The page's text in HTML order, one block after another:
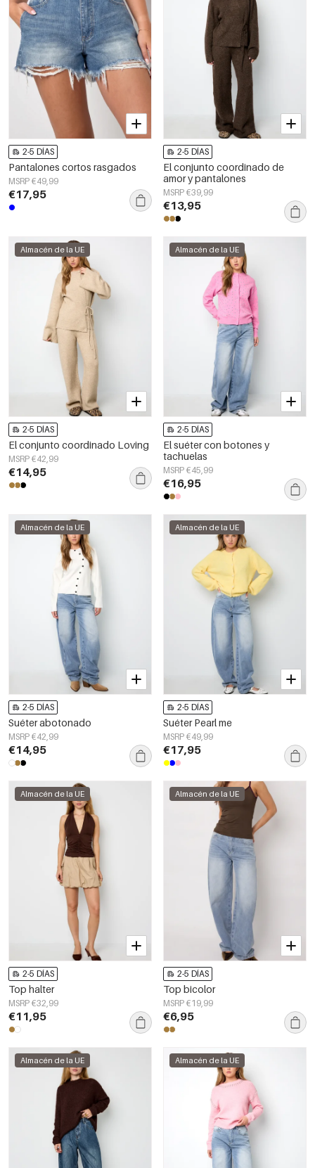
2-5 DÍAS
Pantalones cortos rasgados
MSRP €49,99
€17,95
2-5 DÍAS
El conjunto coordinado de
amor y pantalones
MSRP €39,99
€13,95
Almacén de la UE
2-5 DÍAS
El conjunto coordinado Loving
MSRP €42,99
€14,95
Almacén de la UE
2-5 DÍAS
El suéter con botones y
tachuelas
MSRP €45,99
€16,95
Almacén de la UE
2-5 DÍAS
Suéter abotonado
MSRP €42,99
€14,95
Almacén de la UE
2-5 DÍAS
Suéter Pearl me
MSRP €49,99
€17,95
Almacén de la UE
2-5 DÍAS
Top halter
MSRP €32,99
€11,95
Almacén de la UE
2-5 DÍAS
Top bicolor
MSRP €19,99
€6,95
Almacén de la UE Almacén de la UE